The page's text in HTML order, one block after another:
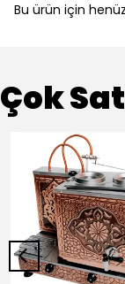
Bu ürün için
Çok